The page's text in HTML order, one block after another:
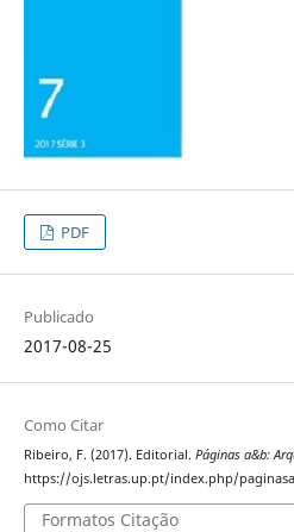
PDF
Publicado
2017-08-25
Como Citar
Ribeiro, F. (2017). Editorial. Páginas a&b:
https://ojs.letras.up.pt/index.php/
Formatos Citação